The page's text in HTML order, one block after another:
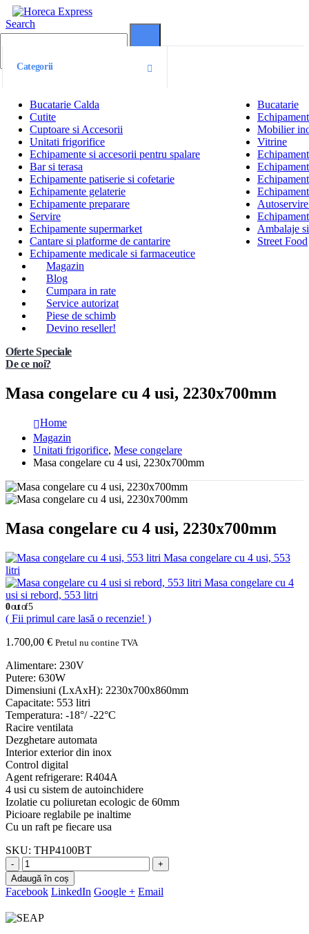
Search
Categorii
Bucatarie Calda
Bucatarie
Cutite
Cuptoare si Accesorii
Mobilier
Unitati frigorifice
Vitrine
Echipamente si accesorii pentru spalare
Bar si terasa
Echipamente patiserie si cofetarie
Echipamente gelaterie
Echipamente preparare
Servire
Echipamente supermarket
Ambalaje
Cantare si platforme de cantarire
Street Food
Echipamente medicale si farmaceutice
Magazin
Blog
Cumpara in rate
Service autorizat
Piese de schimb
Devino reseller!
Oferte Speciale
De ce noi?
Masa congelare cu 4 usi, 2230x700mm
Home
Magazin
Unitati frigorifice, Mese congelare
Masa congelare cu 4 usi, 2230x700mm
Masa congelare cu 4 usi, 2230x700mm
Masa congelare cu 4 usi, 553
litri
Masa congelare cu 4
usi si rebord, 553 litri
0out of 5
( Fii primul care lasă o recenzie! )
1.700,00 € Pretul nu contine TVA
Alimentare: 230V
Putere: 630W
Dimensiuni (LxAxH): 2230x700x860mm
Capacitate: 553 litri
Temperatura: -18°/ -22°C
Racire ventilata
Dezghetare automata
Interior exterior din inox
Control digital
Agent refrigerare: R404A
4 usi cu sistem de autoinchidere
Izolatie cu poliuretan ecologic de 60mm
Picioare reglabile pe inaltime
Cu un raft pe fiecare usa
SKU: THP4100BT
-
+
Adaugă în coș
Facebook LinkedIn Google + Email